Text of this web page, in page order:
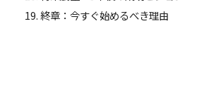
終章：今すぐ始めるべき理由